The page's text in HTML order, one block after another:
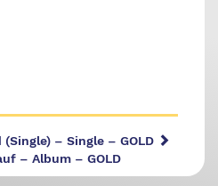
– Single – GOLD
– Album – GOLD